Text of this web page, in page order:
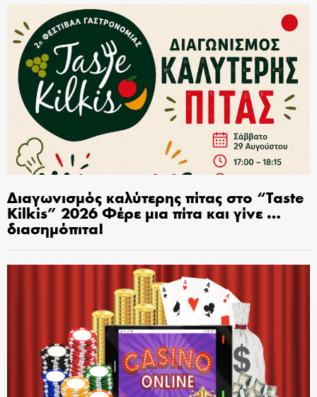
Διαγωνισμός καλύτερης πίτας στο “Taste
Kilkis” 2026 Φέρε μια πίτα και γίνε …
διασημόπιτα!